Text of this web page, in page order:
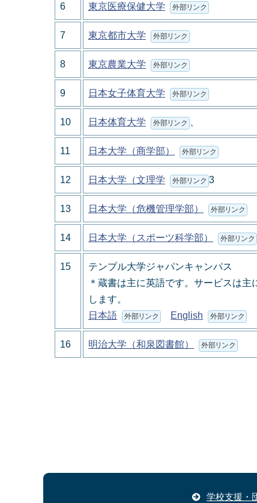
6 東京医療保健大学 外部リンク
7 東京都市大学 外部リンク
8 東京農業大学 外部リンク
9 日本女子体育大学 外部リンク
10 日本体育大学 外部リンク
11 日本大学（商学部） 外部リンク
12 日本大学（文理学 外部リンク 3
13 日本大学（危機管理学部） 外部リンク
14 日本大学（スポーツ科学部） 外部リンク
15
テンプル大学ジャパンキャンパス
＊蔵書は主に英語です。サービスは主
します。
日本語
外部リンク English 外部リンク
16 明治大学（和泉図書館） 外部リンク
学校支援・